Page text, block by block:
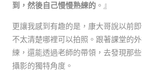
到，然後自己慢慢熟練的。』
更讓我感到有趣的是，康大哥說以前
不太清楚哪裡可以拍照。跟著課堂的
練，還能透過老師的帶領，去發現那
攝影的獨特角度。